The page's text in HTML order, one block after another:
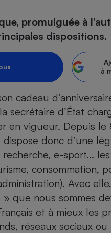
promulguée à
dispositions.
à
cadeau
secrétaire d’État
en vigueur. Depuis
dispose donc d’une
e-sport...
consommation,
Avec
que nous sommes
et à mieux les
réseaux sociaux
alimentaire
- Hygiène
- Drive
- Crédit
- Fiscalité
Mutuelle
routière
technique - Réparation
auto
- Drive
Comparatif
plaque à induction
hotte aspirante
climatiseur mobile
aspirateur balai
aspirateur traîneau
cafetière automatique
robot cuiseur
centrale vapeur
- Gaz
Comparatif
barre de son
imprimante
ordinateur portable
ultrabook
tablette tactile
son
immobilier
Comparatif
pression
poêle à granulés
radiateur électrique
- Jardinage
d'entretien
domestique
Comparateur
Comparateur des
- Beauté
- Médecine - Médicament
de santé -
de retraite
Retraite
de votre